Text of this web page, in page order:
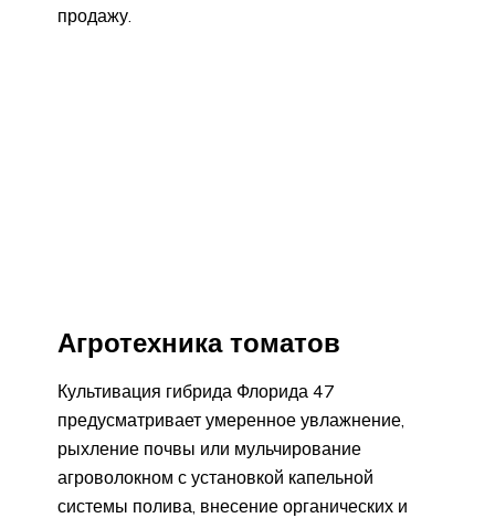
продажу.
Агротехника томатов
Культивация гибрида Флорида 47
предусматривает умеренное увлажнение,
рыхление почвы или мульчирование
агроволокном с установкой капельной
системы полива, внесение органических и